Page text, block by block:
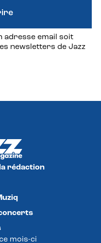
adresse email soit
newsletters de Jazz
rédaction
mois-ci